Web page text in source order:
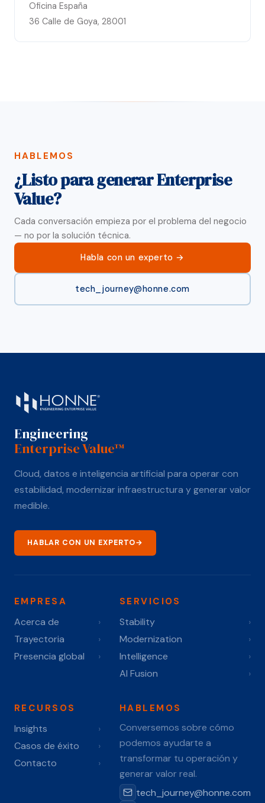
Oficina España
36 Calle de Goya, 28001
HABLEMOS
¿Listo para generar Enterprise
Value?
Cada conversación empieza por el problema del negocio
— no por la solución técnica.
Habla con un experto
tech_journey@honne.com
Engineering
Enterprise Value™
Cloud, datos e inteligencia artificial para operar con
estabilidad, modernizar infraestructura y generar valor
medible.
HABLAR CON UN EXPERTO→
EMPRESA
Acerca de
›
Trayectoria
›
Presencia global
›
SERVICIOS
Stability
›
Modernization
›
Intelligence
›
AI Fusion
›
RECURSOS
Insights
›
Casos de éxito
›
Contacto
›
HABLEMOS
Conversemos sobre cómo
podemos ayudarte a
transformar tu operación y
generar valor real.
tech_journey@honne.com